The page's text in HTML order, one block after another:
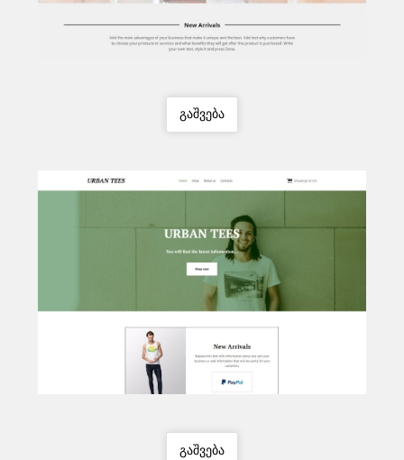
გაშვება
გაშვება